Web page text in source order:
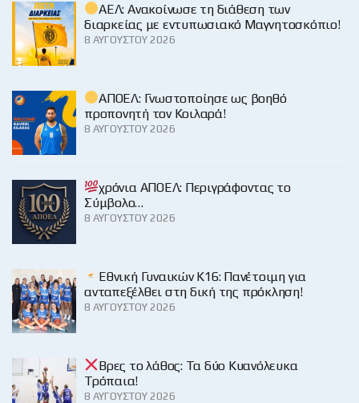
ΑΕΛ: Ανακοίνωσε τη διάθεση των
διαρκείας με εντυπωσιακό Μαγνητοσκόπιο!
8 ΑΥΓΟΎΣΤΟΥ 2026
ΑΠΟΕΛ: Γνωστοποίησε ως βοηθό
προπονητή τον Κοιλαρά!
8 ΑΥΓΟΎΣΤΟΥ 2026
χρόνια ΑΠΟΕΛ: Περιγράφοντας το
Σύμβολο…
8 ΑΥΓΟΎΣΤΟΥ 2026
Εθνική Γυναικών Κ16: Πανέτοιμη για
ανταπεξέλθει στη δική της πρόκληση!
8 ΑΥΓΟΎΣΤΟΥ 2026
Βρες το λάθος: Τα δύο Κυανόλευκα
Τρόπαια!
8 ΑΥΓΟΎΣΤΟΥ 2026